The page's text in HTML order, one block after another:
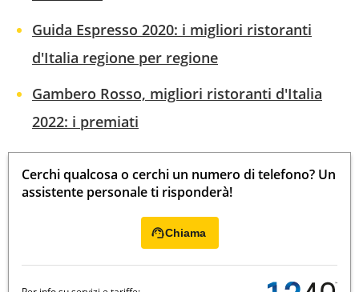
Guida Espresso 2020: i migliori ristoranti
d'Italia regione per regione
Gambero Rosso, migliori ristoranti d'Italia
2022: i premiati
Cerchi qualcosa o cerchi un numero di telefono? Un
assistente personale ti risponderà!
Chiama